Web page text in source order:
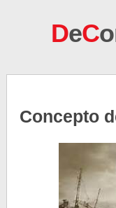
DeC
Concepto